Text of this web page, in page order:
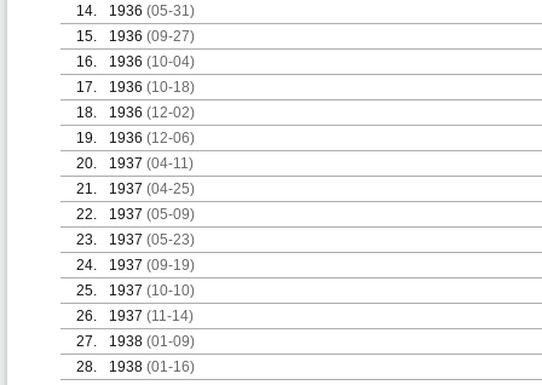
14.
1936 (05-31)
15.
1936 (09-27)
16.
1936 (10-04)
17.
1936 (10-18)
18.
1936 (12-02)
19.
1936 (12-06)
20.
1937 (04-11)
21.
1937 (04-25)
22.
1937 (05-09)
23.
1937 (05-23)
24.
1937 (09-19)
25.
1937 (10-10)
26.
1937 (11-14)
27.
1938 (01-09)
28.
1938 (01-16)